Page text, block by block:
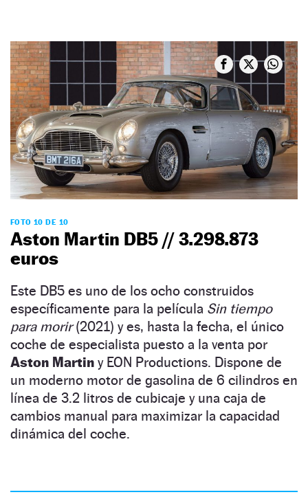
FOTO 10 DE 10
Aston Martin DB5 // 3.298.873
euros
Este DB5 es uno de los ocho construidos
específicamente para la película Sin tiempo
para morir(2021) y es, hasta la fecha, el único
coche de especialista puesto a la venta por
Aston Martin y EON Productions. Dispone de
un moderno motor de gasolina de 6 cilindros en
línea de 3.2 litros de cubicaje y una caja de
cambios manual para maximizar la capacidad
dinámica del coche.